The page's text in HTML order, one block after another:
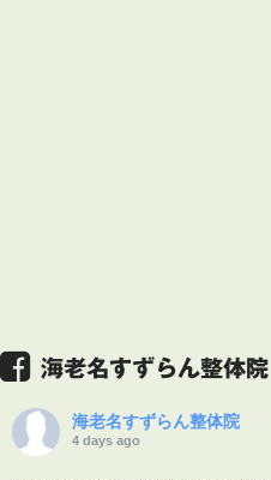
海老名すずらん整体院
海老名すずらん整体院
4 days ago